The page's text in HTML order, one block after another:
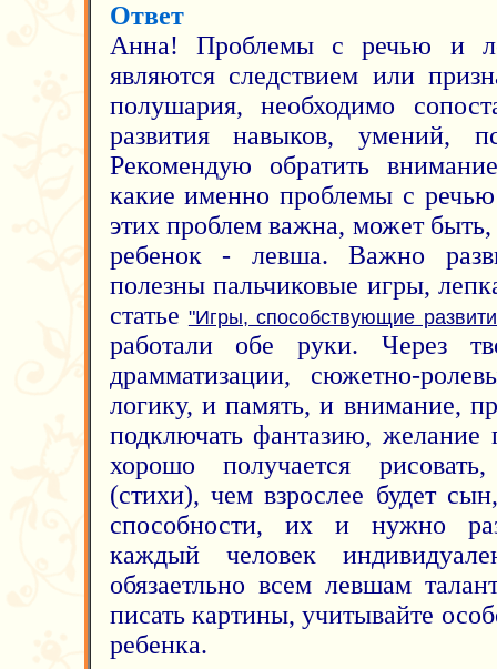
Ответ
Анна! Проблемы с речью и
являются следствием или
полушария, необходимо
развития навыков, умений,
Рекомендую обратить
какие именно проблемы с
этих проблем важна, может быть,
ребенок - левша. Важно
полезны пальчиковые игры,
статье "Игры, способствующие
работали обе руки. Через
драмматизации, сюжетно-
логику, и память, и внимание,
подключать фантазию,
хорошо получается
(стихи), чем взрослее будет
способности, их и нужно
каждый человек
обязаетльно всем левшам
писать картины, учитывайте
ребенка.